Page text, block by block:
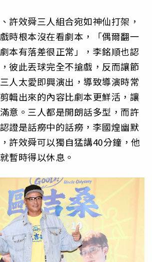
許效舜三人組合宛如神仙打架，
時根本沒在看劇本，「偶爾翻一
本有落差很正常」，李銘順也認
彼此丟球完全不搶戲，反而讓節
人太愛即興演出，導致導演時常
輯出來的內容比劇本更鮮活，讓
意。三人都是開朗話多型，而許
證是話癆中的話癆，李國煌幽默
許效舜可以獨自猛講40分鐘，他
暫時得以休息。